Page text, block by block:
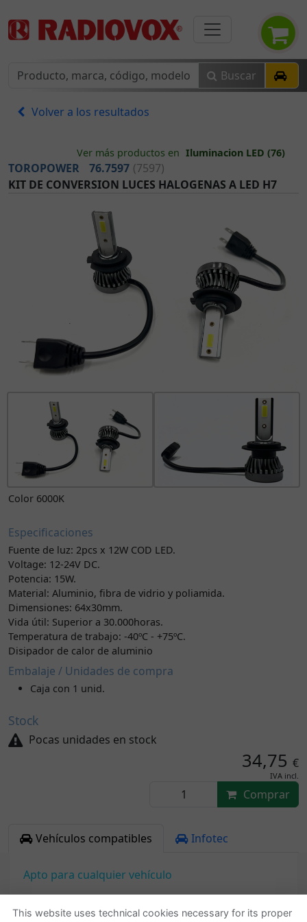
Buscar
Volver a los resultados
Ver más productos en Iluminacion LED (76)
TOROPOWER 76.7597 (7597)
KIT DE CONVERSION LUCES HALOGENAS A LED H7
Color 6000K
Especificaciones
Fuente de luz: 2pcs x 12W COD LED.
Voltage: 12-24V DC.
Potencia: 15W.
Material: Aluminio, fibra de vidrio y poliamida.
Dimensiones: 64x30mm.
Vida útil: Superior a 30.000horas.
Temperatura de trabajo: -40ºC - +75ºC.
Disipador de calor de aluminio
Embalaje / Unidades de compra
Caja con 1 unid.
Stock
Pocas unidades en stock
34,75 €
IVA incl.
Comprar
Vehículos compatibles Infotec
Apto para cualquier vehículo
This website uses technical cookies necessary for its proper